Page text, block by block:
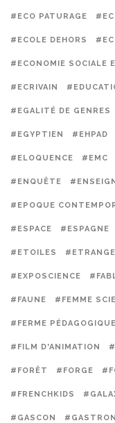
#ECO PATURAGE
#ECOLE DEHORS
#ECONOMIE SOCIALE
#ECRIVAIN
#EGALITÉ DE GENRES
#EGYPTIEN #EHPAD
#ELOQUENCE #EMC
#ENQUÊTE
#EPOQUE
#ESPACE #ESPAGNE
#ETOILES
#EXPOSCIENCE
#FAUNE #FEMME
#FERME PÉDAGOGIQUE
#FILM D'ANIMATION
#FORÊT #FORGE
#FRENCHKIDS
#GASCON